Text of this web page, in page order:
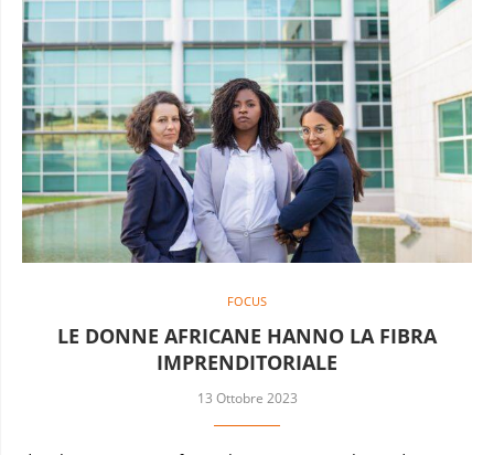
FOCUS
LE DONNE AFRICANE HANNO LA FIBRA
IMPRENDITORIALE
13 Ottobre 2023